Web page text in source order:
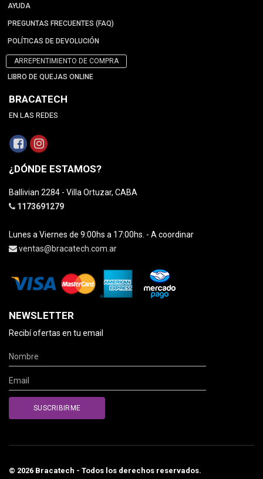
AYUDA
PREGUNTAS FRECUENTES (FAQ)
POLÍTICAS DE DEVOLUCIÓN
ARREPENTIMIENTO DE COMPRA
LIBRO DE QUEJAS ONLINE
BRACATECH
EN LAS REDES
¿DÓNDE ESTAMOS?
Ballivian 2284 - Villa Ortuzar, CABA
1173691279
Lunes a Viernes de 9:00hs a 17:00hs. - A coordinar
ventas@bracatech.com.ar
NEWSLETTER
Recibí ofertas en tu email
© 2026 Bracatech - Todos los derechos reservados.